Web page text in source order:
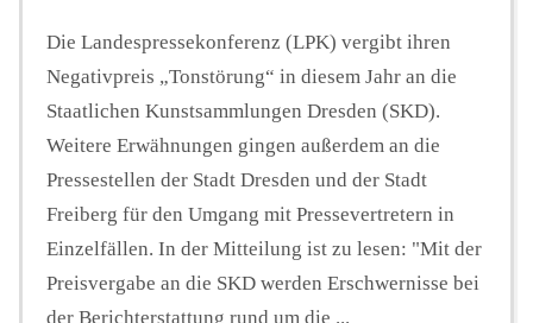
Unterstützen
Die Landespressekonferenz (LPK) vergibt ihren
Negativpreis „Tonstörung“ in diesem Jahr an die
Staatlichen Kunstsammlungen Dresden (SKD).
Weitere Erwähnungen gingen außerdem an die
Pressestellen der Stadt Dresden und der Stadt
Freiberg für den Umgang mit Pressevertretern in
Einzelfällen. In der Mitteilung ist zu lesen: "Mit der
Preisvergabe an die SKD werden Erschwernisse bei
der Berichterstattung rund um die ...